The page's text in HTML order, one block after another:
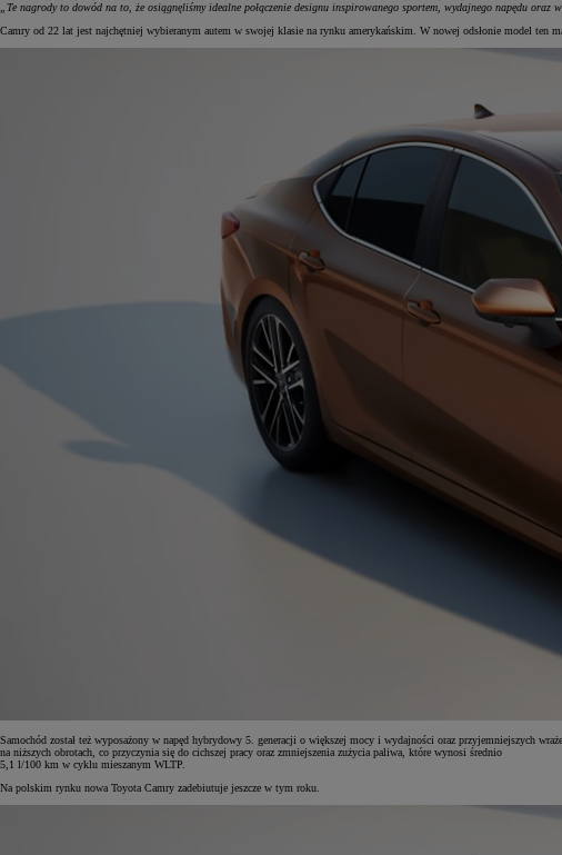
Od81 900 zł
Yaris Cross
„Te nagrody to dowód na to, że osiągnęliśmy idealne połączenie designu inspirowanego sportem, wydajnego napędu
Camry od 22 lat jest najchętniej wybieranym autem w swojej klasie na rynku amerykańskim. W nowej odsłonie model ten
Samochód został też wyposażony w napęd hybrydowy 5. generacji o większej mocy i wydajności oraz przyjemniejszych
na niższych obrotach, co przyczynia się do cichszej pracy oraz zmniejszenia zużycia paliwa, które wynosi średnio
5,1 l/100 km w cyklu mieszanym WLTP.
Na polskim rynku nowa Toyota Camry zadebiutuje jeszcze w tym roku.